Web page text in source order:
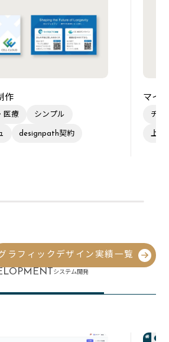
作
医療 シンプル
designpath契約
マイ
チラ
上品
ラフィックデザイン実績一覧
システム開発